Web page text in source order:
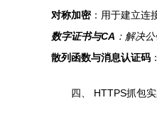
对称加密：用于建立连
数字证书与CA ：解决
散列函数与消息认证码
四、 HTTPS抓包